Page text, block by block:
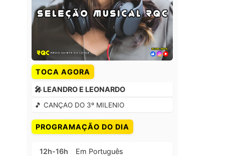
TOCA AGORA
🎤 LEANDRO E LEONARDO
🎵 CANÇAO DO 3º MILENIO
PROGRAMAÇÃO DO DIA
12h-16h Em Português